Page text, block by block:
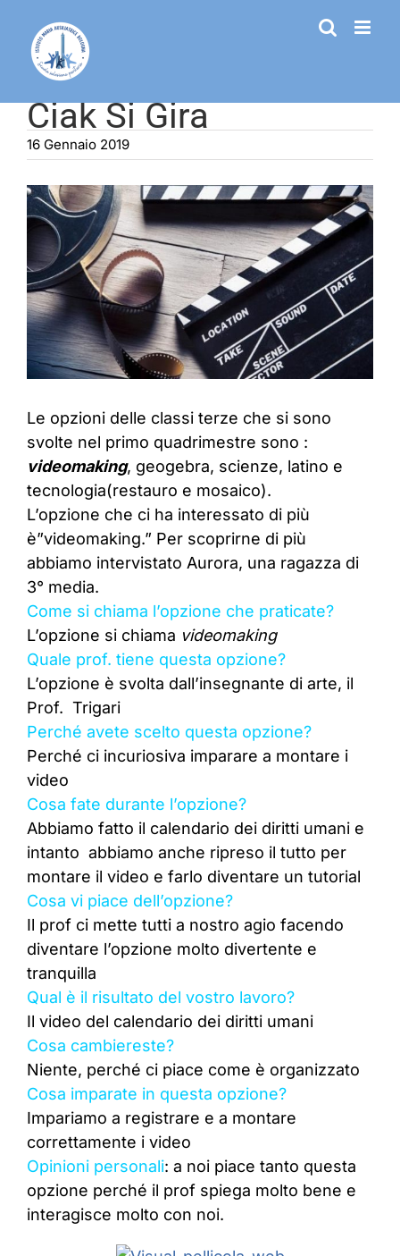
contenuto
Ciak Si Gira
16 Gennaio 2019
Ingrandisci
immagine
Le opzioni delle classi terze che si sono
svolte nel primo quadrimestre sono :
videomaking, geogebra, scienze, latino e
tecnologia(restauro e mosaico).
L’opzione che ci ha interessato di più
è”videomaking.” Per scoprirne di più
abbiamo intervistato Aurora, una ragazza di
3° media.
Come si chiama l’opzione che praticate?
L’opzione si chiama videomaking
Quale prof. tiene questa opzione?
L’opzione è svolta dall’insegnante di arte, il
Prof. Trigari
Perché avete scelto questa opzione?
Perché ci incuriosiva imparare a montare i
video
Cosa fate durante l’opzione?
Abbiamo fatto il calendario dei diritti umani e
intanto abbiamo anche ripreso il tutto per
montare il video e farlo diventare un tutorial
Cosa vi piace dell’opzione?
Il prof ci mette tutti a nostro agio facendo
diventare l’opzione molto divertente e
tranquilla
Qual è il risultato del vostro lavoro?
Il video del calendario dei diritti umani
Cosa cambiereste?
Niente, perché ci piace come è organizzato
Cosa imparate in questa opzione?
Impariamo a registrare e a montare
correttamente i video
Opinioni personali: a noi piace tanto questa
opzione perché il prof spiega molto bene e
interagisce molto con noi.